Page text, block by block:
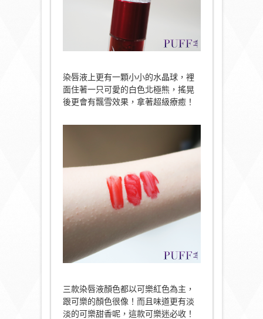
染唇液上更有一顆小小的水晶球，裡
面住著一只可愛的白色北極熊，搖晃
後更會有飄雪效果，拿著超級療癒！
三款染唇液顏色都以可樂紅色為主，
跟可樂的顏色很像！而且味道更有淡
淡的可樂甜香呢，這款可樂迷必收！